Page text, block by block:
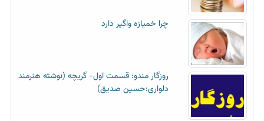
چرا خمیازه واگیر دارد
روزگار مندو: قسمت اول- گریچه (نوشته هنرمند
دلواری:حسین صدیق)